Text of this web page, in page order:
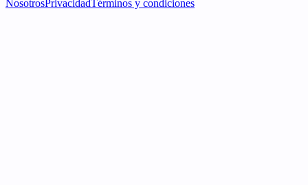
NosotrosPrivacidadTérminos y condiciones